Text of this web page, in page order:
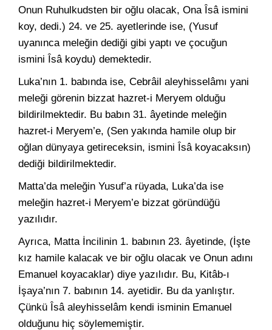
Onun Ruhulkudsten bir oğlu olacak, Ona Îsâ ismini
koy, dedi.) 24. ve 25. ayetlerinde ise, (Yusuf
uyanınca meleğin dediği gibi yaptı ve çocuğun
ismini Îsâ koydu) demektedir.
Luka’nın 1. babında ise, Cebrâil aleyhisselâmı yani
meleği görenin bizzat hazret-i Meryem olduğu
bildirilmektedir. Bu babın 31. âyetinde meleğin
hazret-i Meryem’e, (Sen yakında hamile olup bir
oğlan dünyaya getireceksin, ismini Îsâ koyacaksın)
dediği bildirilmektedir.
Matta’da meleğin Yusuf’a rüyada, Luka’da ise
meleğin hazret-i Meryem’e bizzat göründüğü
yazılıdır.
Ayrıca, Matta İncilinin 1. babının 23. âyetinde, (İşte
kız hamile kalacak ve bir oğlu olacak ve Onun adını
Emanuel koyacaklar) diye yazılıdır. Bu, Kitâb-ı
İşaya’nın 7. babının 14. ayetidir. Bu da yanlıştır.
Çünkü Îsâ aleyhisselâm kendi isminin Emanuel
olduğunu hiç söylememiştir.